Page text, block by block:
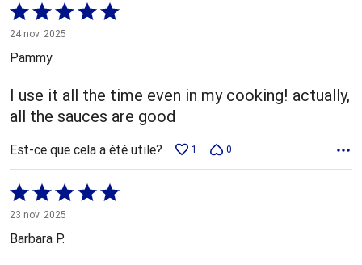
Coté
5 sur
5
24 nov. 2025
Pammy
I use it all the time even in my cooking! actually,
all the sauces are good
Est-ce que cela a été utile? 1 0
Coté
5 sur
5
23 nov. 2025
Barbara P.